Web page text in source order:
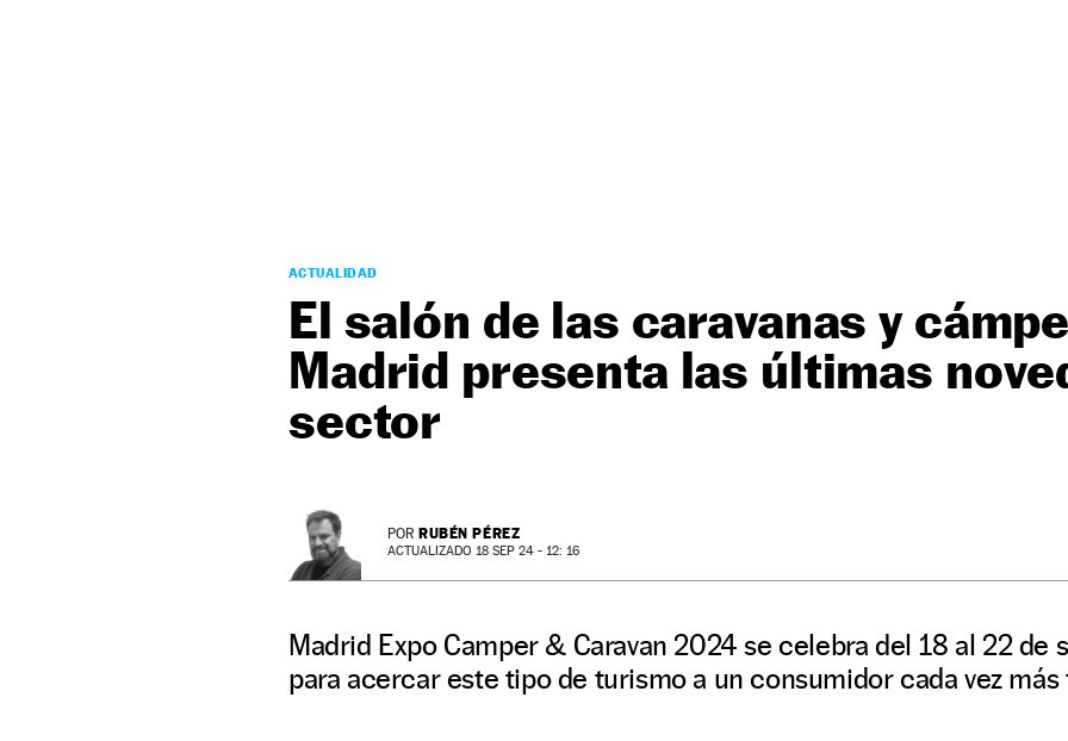
ACTUALIDAD
El salón de las caravanas y
Madrid presenta las últimas
sector
POR RUBÉN PÉREZ
ACTUALIZADO 18 SEP 24 - 12: 16
Madrid Expo Camper & Caravan 2024 se celebra del 18 al 22 de
para acercar este tipo de turismo a un consumidor cada vez más